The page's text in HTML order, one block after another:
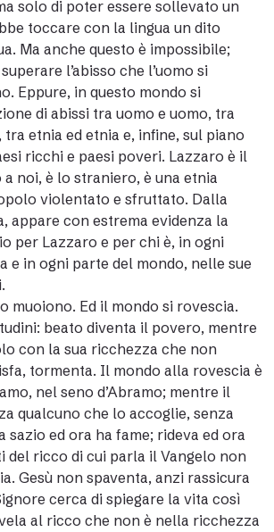
solo di poter essere sollevato un
toccare con la lingua un dito
Ma anche questo è impossibile;
l’abisso che l’uomo si
Eppure, in questo mondo si
di abissi tra uomo e uomo, tra
etnia ed etnia e, infine, sul piano
ricchi e paesi poveri. Lazzaro è il
noi, è lo straniero, è una etnia
violentato e sfruttato. Dalla
appare con estrema evidenza la
per Lazzaro e per chi è, in ogni
e in ogni parte del mondo, nelle sue
muoiono. Ed il mondo si rovescia.
beato diventa il povero, mentre
con la sua ricchezza che non
tormenta. Il mondo alla rovescia è
nel seno d’Abramo; mentre il
qualcuno che lo accoglie, senza
sazio ed ora ha fame; rideva ed ora
del ricco di cui parla il Vangelo non
Gesù non spaventa, anzi rassicura
cerca di spiegare la vita così
al ricco che non è nella ricchezza